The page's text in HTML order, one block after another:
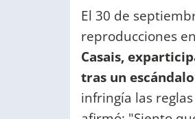
El 30 de
reproducciones
Casais,
tras un
infringía las